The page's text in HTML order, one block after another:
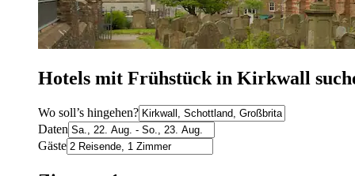
Hotels mit Frühstück in Kirkwall
Wo soll’s hingehen?
Daten
Gäste